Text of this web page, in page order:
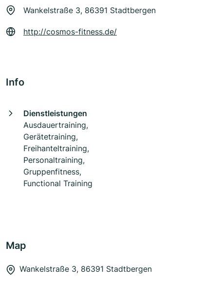
Wankelstraße 3, 86391 Stadtbergen
http://cosmos-fitness.de/
Info
Dienstleistungen
Ausdauertraining,
Gerätetraining,
Freihanteltraining,
Personaltraining,
Gruppenfitness,
Functional Training
Map
Wankelstraße 3, 86391 Stadtbergen